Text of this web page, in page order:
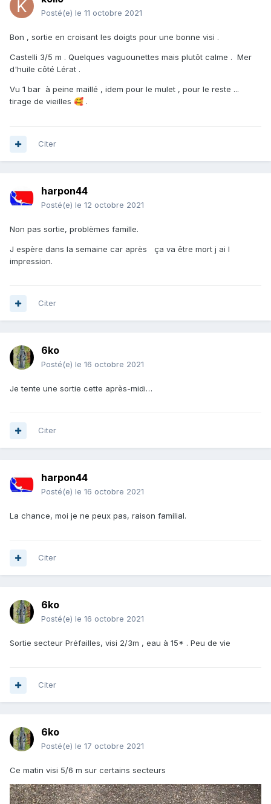
Posté(e) le 11 octobre 2021
Bon , sortie en croisant les doigts pour une bonne visi .
Castelli 3/5 m . Quelques vaguounettes mais plutôt calme . Mer
d'huile côté Lérat .
Vu 1 bar à peine maillé , idem pour le mulet , pour le reste ...
tirage de vieilles 🥰 .
Citer
harpon44
Posté(e) le 12 octobre 2021
Non pas sortie, problèmes famille.
J espère dans la semaine car après ça va être mort j ai l
impression.
Citer
6ko
Posté(e) le 16 octobre 2021
Je tente une sortie cette après-midi…
Citer
harpon44
Posté(e) le 16 octobre 2021
La chance, moi je ne peux pas, raison familial.
Citer
6ko
Posté(e) le 16 octobre 2021
Sortie secteur Préfailles, visi 2/3m , eau à 15* . Peu de vie
Citer
6ko
Posté(e) le 17 octobre 2021
Ce matin visi 5/6 m sur certains secteurs